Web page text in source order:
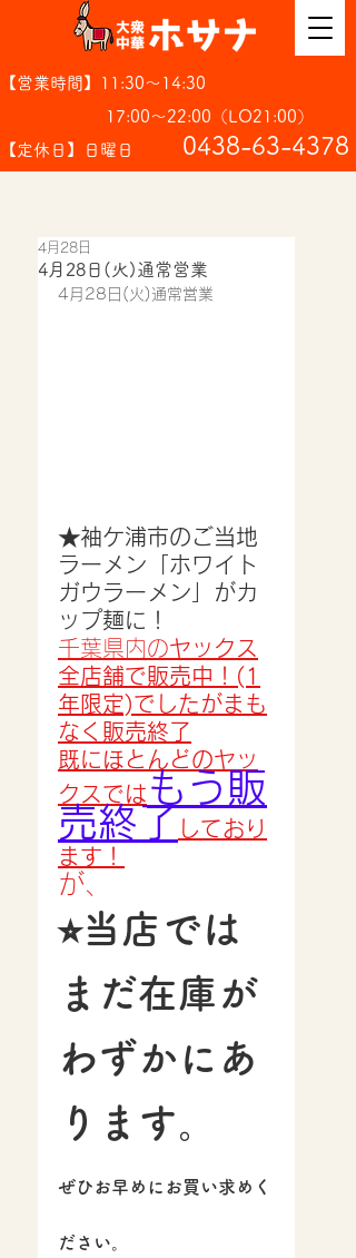
【営業時間】11:30～14:30
17:00～22:00（LO21:00）
【定休日】日曜日
​0438-63-4378
4月28日(火)通常営業
4月28日
4月28日(火)通常営業
★袖ケ浦市のご当地
ラーメン「ホワイト
ガウラーメン」がカ
ップ麺に！
千葉県内のヤックス
全店舗で販売中！(1
年限定)でしたがまも
なく販売終了
既にほとんどのヤッ
クスでは もう販
売終了 しており
ます！
が、
⭐︎当店では
まだ在庫が
わずかにあ
ります。
ぜひお早めにお買い求めく
ださい。